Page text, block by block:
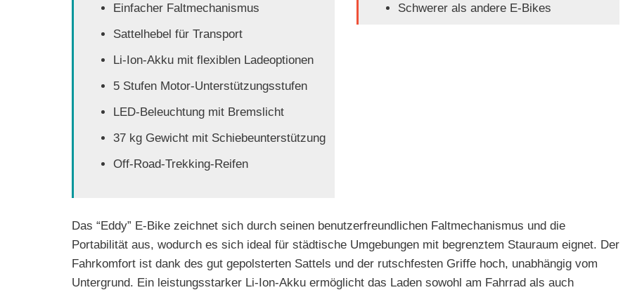
Einfacher Faltmechanismus
Sattelhebel für Transport
Li-Ion-Akku mit flexiblen Ladeoptionen
5 Stufen Motor-Unterstützungsstufen
LED-Beleuchtung mit Bremslicht
37 kg Gewicht mit Schiebeunterstützung
Off-Road-Trekking-Reifen
Schwerer als andere E-Bikes
Das “Eddy” E-Bike zeichnet sich durch seinen benutzerfreundlichen Faltmechanismus und die
Portabilität aus, wodurch es sich ideal für städtische Umgebungen mit begrenztem Stauraum eignet. Der
Fahrkomfort ist dank des gut gepolsterten Sattels und der rutschfesten Griffe hoch, unabhängig vom
Untergrund. Ein leistungsstarker Li-Ion-Akku ermöglicht das Laden sowohl am Fahrrad als auch